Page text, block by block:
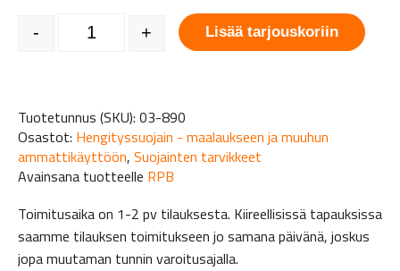
Esisuodatin PX5 (10 kpl pakkaus) määrä
- + Lisää tarjouskoriin
Tuotetunnus (SKU): 03-890
Osastot: Hengityssuojain - maalaukseen ja muuhun
ammattikäyttöön, Suojainten tarvikkeet
Avainsana tuotteelle RPB
Toimitusaika on 1-2 pv tilauksesta. Kiireellisissä tapauksissa
saamme tilauksen toimitukseen jo samana päivänä, joskus
jopa muutaman tunnin varoitusajalla.